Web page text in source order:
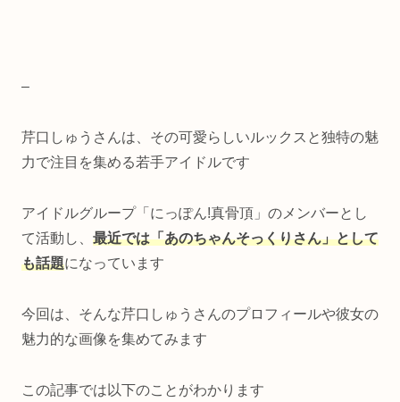
–
芹口しゅうさんは、その可愛らしいルックスと独特の魅
力で注目を集める若手アイドルです
アイドルグループ「にっぽん!真骨頂」のメンバーとし
て活動し、 最近では「あのちゃんそっくりさん」として
も話題になっています
今回は、そんな芹口しゅうさんのプロフィールや彼女の
魅力的な画像を集めてみます
この記事では以下のことがわかります